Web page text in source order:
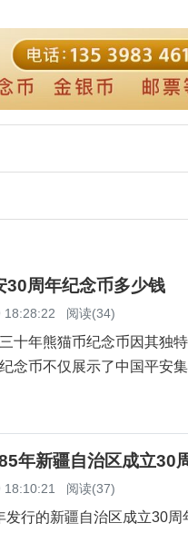
30周年纪念币多少钱
18:28:22 阅读(34)
十年熊猫币纪念币因其独
念币不仅展示了中国平安
年新疆自治区成立30
阅读(37)
行的新疆自治区成立30